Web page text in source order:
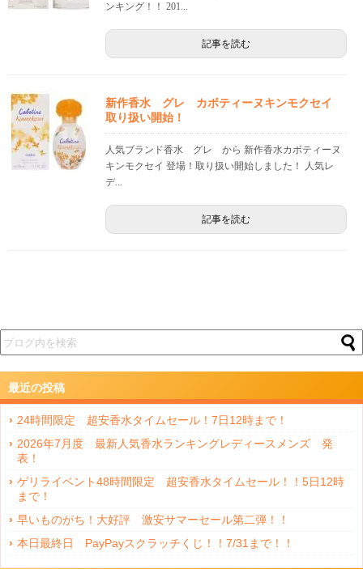
ンキング！！ 201...
記事を読む
新作香水 グレ カボティーヌキンモクセイ
取り扱い開始！
人気ブランド香水 グレ から 新作香水カボティーヌ
キンモクセイ 登場！取り扱い開始しました！ 人気レ
デ...
記事を読む
最近の投稿
24時間限定 超安香水タイムセール！7日12時まで！
2026年7月度 最新人気香水ランキングレディースメンズ 発
表！
ゲリライベント48時間限定 超安香水タイムセール！！5日12時
まで！
早いものがち！大好評 激安サマーセール第二弾！！
本日最終日 PayPayスクラッチくじ！！7/31まで！！